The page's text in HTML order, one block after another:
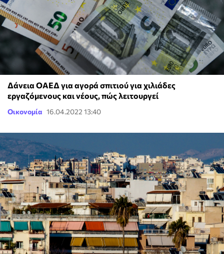
Δάνεια ΟΑΕΔ για αγορά σπιτιού για χιλιάδες
εργαζόμενους και νέους, πώς λειτουργεί
Οικονομία 16.04.2022 13:40